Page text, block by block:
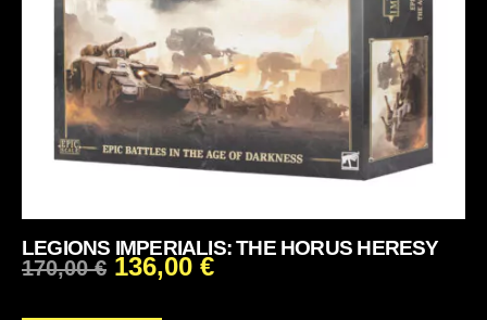
LEGIONS IMPERIALIS: THE HORUS HERESY
170,00€ 136,00 €